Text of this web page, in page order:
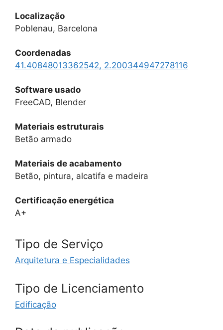
Localização
Poblenau, Barcelona
Coordenadas
41.40848013362542, 2.200344947278116
Software usado
FreeCAD, Blender
Materiais estruturais
Betão armado
Materiais de acabamento
Betão, pintura, alcatifa e madeira
Certificação energética
A+
Tipo de Serviço
Arquitetura e Especialidades
Tipo de Licenciamento
Edificação